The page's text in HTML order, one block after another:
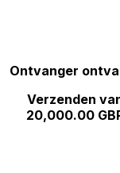
Ontvanger
Verzenden
20,000.00